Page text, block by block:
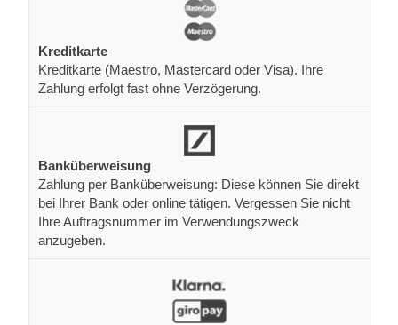
Kreditkarte
Kreditkarte (Maestro, Mastercard oder Visa). Ihre
Zahlung erfolgt fast ohne Verzögerung.
Banküberweisung
Zahlung per Banküberweisung: Diese können Sie direkt
bei Ihrer Bank oder online tätigen. Vergessen Sie nicht
Ihre Auftragsnummer im Verwendungszweck
anzugeben.